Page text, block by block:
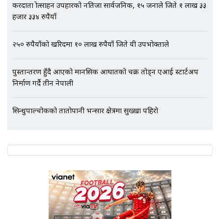
करदाता प्रोत्साहन उपहारको नतिजा सार्वजनिक, १५ जनाले जिते १ लाख ३३
हजार ३३४ रुपैयाँ
२५० रुपैयाँको खरिदमा १० लाख रुपैयाँ जिते यी उपभोक्ताले
पुस्तान्तरण हुँदै आएको मानसिक आघातको चक्र तोड्न एआई स्टार्टअप
निर्माण गर्दै तीन नेपाली
सिन्धुपाल्चोकको तातोपानी भन्सार क्षेत्रमा सुख्खा पहिरो